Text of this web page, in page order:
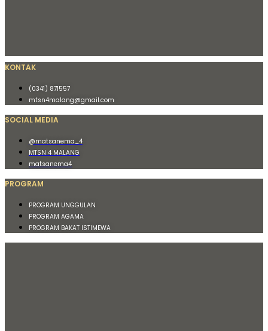
KONTAK
(0341) 871557
mtsn4malang@gmail.com
SOCIAL MEDIA
@matsanema_4
MTSN 4 MALANG
matsanema4
PROGRAM
PROGRAM UNGGULAN
PROGRAM AGAMA
PROGRAM BAKAT ISTIMEWA